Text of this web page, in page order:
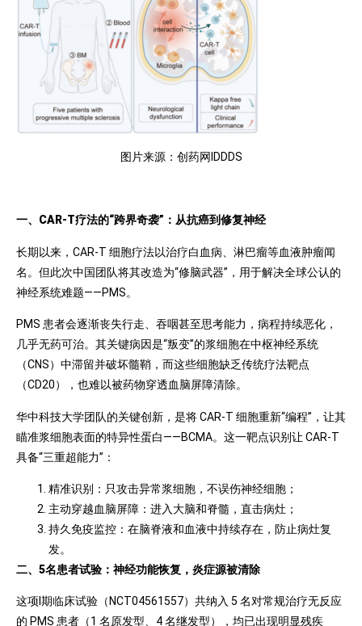
图片来源：创药网IDDDS
一、CAR-T疗法的“跨界奇袭”：从抗癌到修复神经
长期以来，CAR-T 细胞疗法以治疗白血病、淋巴瘤等血液肿瘤闻
名。但此次中国团队将其改造为“修脑武器”，用于解决全球公认的
神经系统难题——PMS。
PMS 患者会逐渐丧失行走、吞咽甚至思考能力，病程持续恶化，
几乎无药可治。其关键病因是“叛变”的浆细胞在中枢神经系统
（CNS）中滞留并破坏髓鞘，而这些细胞缺乏传统疗法靶点
（CD20），也难以被药物穿透血脑屏障清除。
华中科技大学团队的关键创新，是将 CAR-T 细胞重新“编程”，让其
瞄准浆细胞表面的特异性蛋白——BCMA。这一靶点识别让 CAR-T
具备“三重超能力”：
精准识别：只攻击异常浆细胞，不误伤神经细胞；
主动穿越血脑屏障：进入大脑和脊髓，直击病灶；
持久免疫监控：在脑脊液和血液中持续存在，防止病灶复
发。
二、5名患者试验：神经功能恢复，炎症源被清除
这项Ⅰ期临床试验（NCT04561557）共纳入 5 名对常规治疗无反应
的 PMS 患者（1 名原发型、4 名继发型），均已出现明显残疾